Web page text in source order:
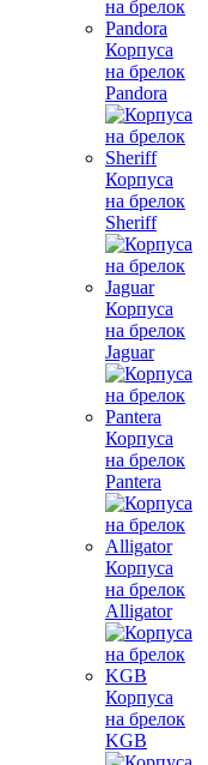
Корпуса
на брелок
Pandora
Корпуса
на брелок
Sheriff
Корпуса
на брелок
Jaguar
Корпуса
на брелок
Pantera
Корпуса
на брелок
Alligator
Корпуса
на брелок
KGB